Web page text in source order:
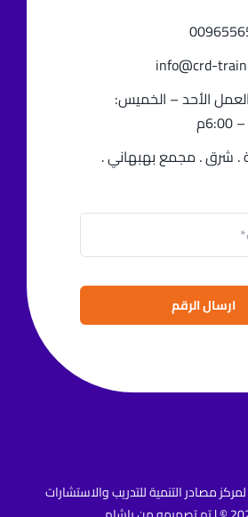
info@crd-
الأحد – الخميس:
. شرق . مجمع بهبهاني .
ارسال الرقم
مصادر التنمية للتدريب والاستشارات